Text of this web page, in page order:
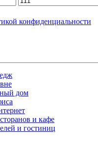
конфиденциальности
дом
и кафе
и гостиниц